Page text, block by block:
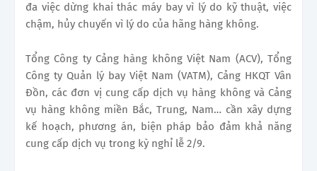
đa việc dừng khai thác máy bay vì lý do kỹ thuật, việc
chậm, hủy chuyến vì lý do của hãng hàng không.
Tổng Công ty Cảng hàng không Việt Nam (ACV), Tổng
Công ty Quản lý bay Việt Nam (VATM), Cảng HKQT Vân
Đồn, các đơn vị cung cấp dịch vụ hàng không và Cảng
vụ hàng không miền Bắc, Trung, Nam… cần xây dựng
kế hoạch, phương án, biện pháp bảo đảm khả năng
cung cấp dịch vụ trong kỳ nghỉ lễ 2/9.